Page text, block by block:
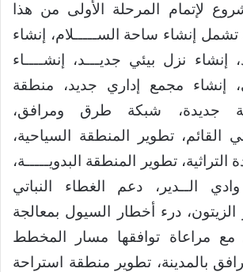
(14) مشروع لإتمام المرحلة الأولى من هذا
إنشاء ساحة الســـــلام، إنشاء
إنشاء نزل بيئي جديـــد، إنشــــاء
إنشاء مجمع إداري جديد، منطقة
جديدة، شبكة طرق ومرافق،
القائم، تطوير المنطقة السياحية،
تطوير المنطقة البدويـــــة،
الــدير، دعم الغطاء النباتي
درء أخطار السيول بمعالجة
مراعاة توافقها مسار المخطط
بالمدينة، تطوير منطقة استراحة